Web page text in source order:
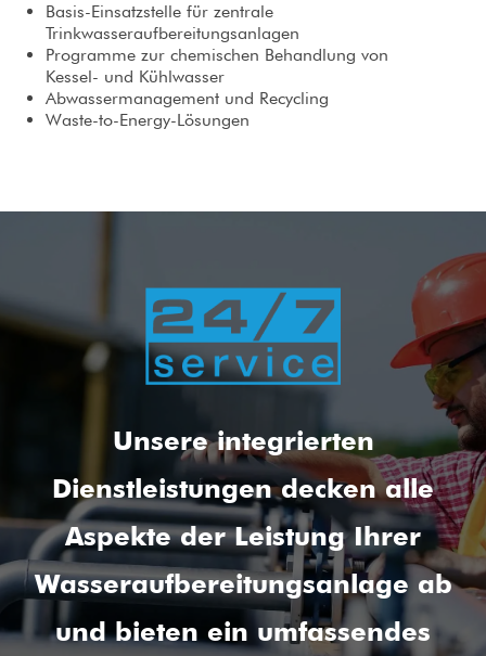
Basis-Einsatzstelle für zentrale
Trinkwasseraufbereitungsanlagen
Programme zur chemischen Behandlung von
Kessel- und Kühlwasser
Abwassermanagement und Recycling
Waste-to-Energy-Lösungen
Unsere integrierten
Dienstleistungen decken alle
Aspekte der Leistung Ihrer
Wasseraufbereitungsanlage ab
und bieten ein umfassendes